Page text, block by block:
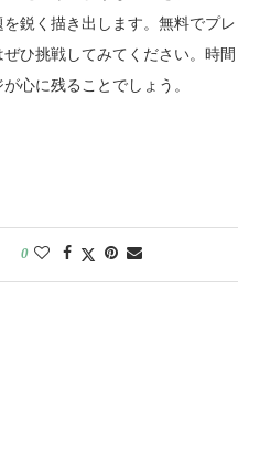
鋭く描き出します。無料でプレ
ひ挑戦してみてください。時間
心に残ることでしょう。
0